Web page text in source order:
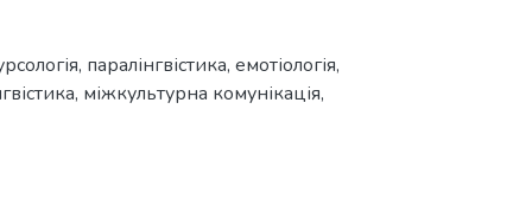
паралінгвістика, емотіологія,
міжкультурна комунікація,